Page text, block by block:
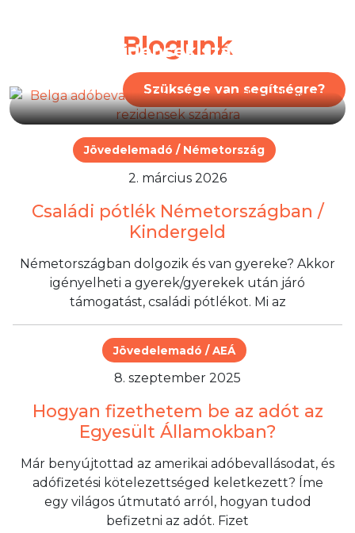
Szüksége van segítségre?
Blogunk
nem rezidensek számára
Jövedelemadó / Németország
2. március 2026
Családi pótlék Németországban /
Kindergeld
Németországban dolgozik és van gyereke? Akkor
igényelheti a gyerek/gyerekek után járó
támogatást, családi pótlékot. Mi az
Jövedelemadó / AEÁ
8. szeptember 2025
Hogyan fizethetem be az adót az
Egyesült Államokban?
Már benyújtottad az amerikai adóbevallásodat, és
adófizetési kötelezettséged keletkezett? Íme
egy világos útmutató arról, hogyan tudod
befizetni az adót. Fizet